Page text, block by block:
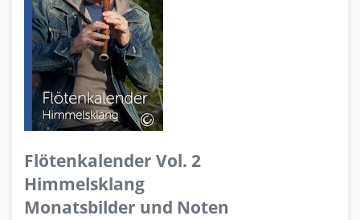
Flötenkalender Vol. 2
Himmelsklang
Monatsbilder und Noten